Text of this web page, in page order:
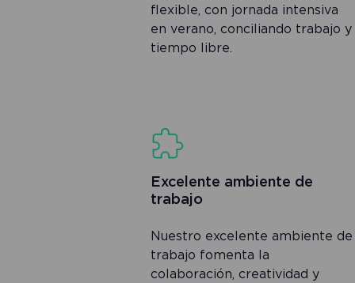
flexible, con jornada intensiva
en verano, conciliando trabajo y
tiempo libre.
Excelente ambiente de
trabajo
Nuestro excelente ambiente de
trabajo fomenta la
colaboración, creatividad y